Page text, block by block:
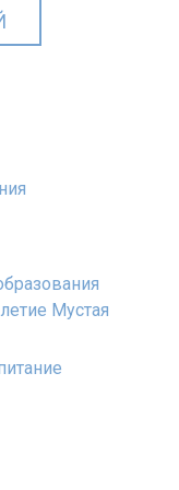
Мустая